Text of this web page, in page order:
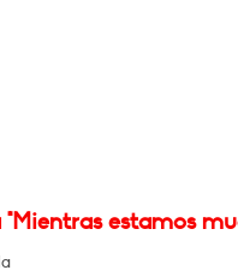
estamos